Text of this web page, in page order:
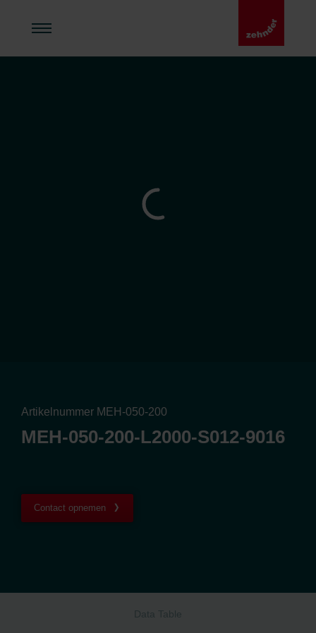
Artikelnummer MEH-050-200
MEH-050-200-L2000-S012-9016
Contact opnemen
Data Table